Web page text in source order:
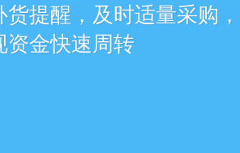
销促活，增加会员复购，
更多订单